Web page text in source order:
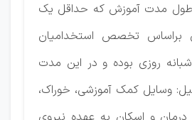
طول مدت آموزش که حداقل یک
براساس تخصص استخدامیان
روزی بوده و در این مدت
وسایل کمک آموزشی، خوراک،